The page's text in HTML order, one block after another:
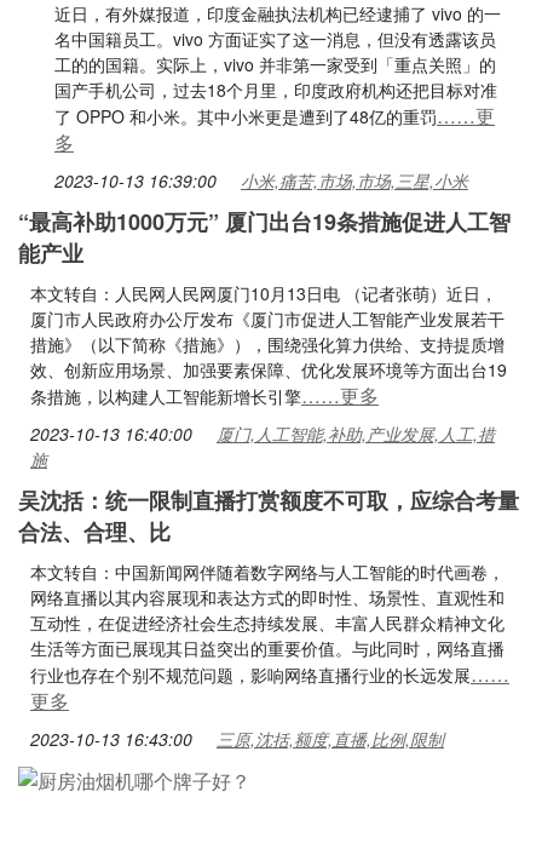
近日，有外媒报道，印度金融执法机构已经逮捕了 vivo 的一
名中国籍员工。vivo 方面证实了这一消息，但没有透露该员
工的的国籍。实际上，vivo 并非第一家受到「重点关照」的
国产手机公司，过去18个月里，印度政府机构还把目标对准
了 OPPO 和小米。其中小米更是遭到了48亿的重罚……更
多
2023-10-13 16:39:00 小米,痛苦,市场,市场,三星,小米
“最高补助1000万元” 厦门出台19条措施促进人工智
能产业
本文转自：人民网人民网厦门10月13日电 （记者张萌）近日，
厦门市人民政府办公厅发布《厦门市促进人工智能产业发展若干
措施》（以下简称《措施》），围绕强化算力供给、支持提质增
效、创新应用场景、加强要素保障、优化发展环境等方面出台19
条措施，以构建人工智能新增长引擎……更多
2023-10-13 16:40:00
厦门,人工智能,补助,产业发展,人工,措
施
吴沈括：统一限制直播打赏额度不可取，应综合考量
合法、合理、比
本文转自：中国新闻网伴随着数字网络与人工智能的时代画卷，
网络直播以其内容展现和表达方式的即时性、场景性、直观性和
互动性，在促进经济社会生态持续发展、丰富人民群众精神文化
生活等方面已展现其日益突出的重要价值。与此同时，网络直播
行业也存在个别不规范问题，影响网络直播行业的长远发展……
更多
2023-10-13 16:43:00 三原,沈括,额度,直播,比例,限制